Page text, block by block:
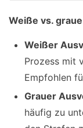
Weiße vs.
Weißer
Prozess mit
Empfohlen
Grauer
häufig zu